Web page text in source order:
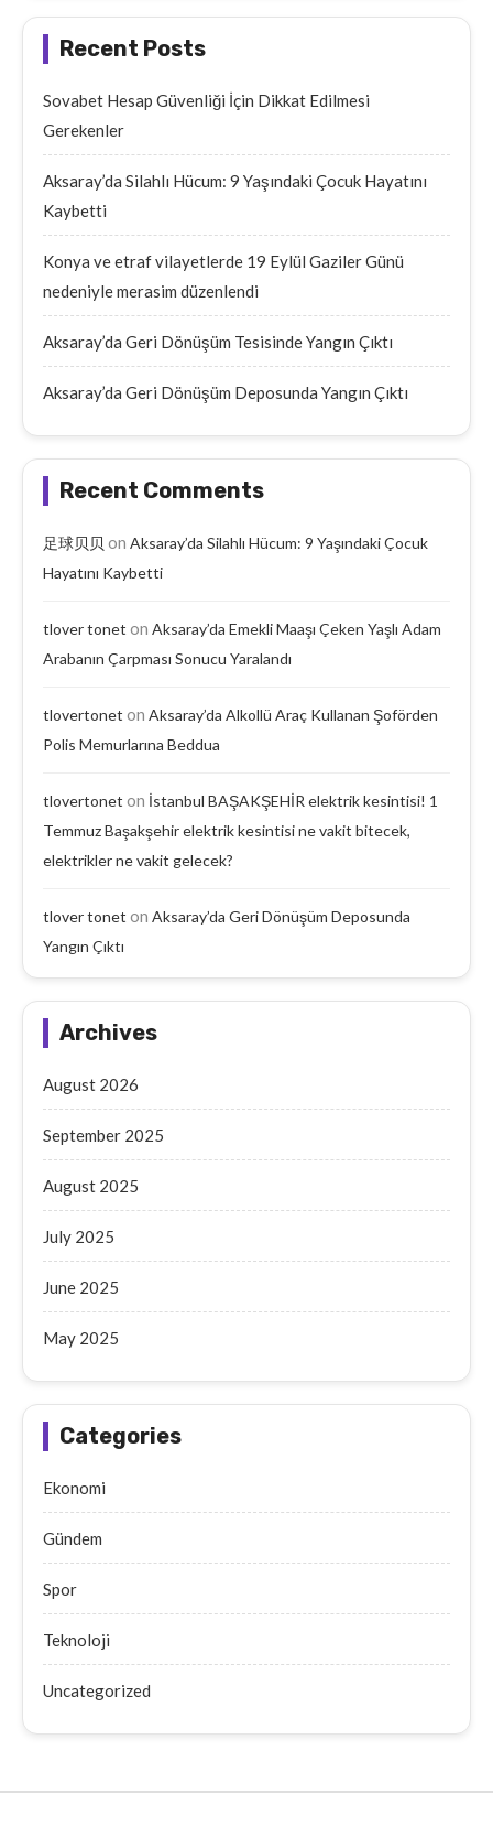
Recent Posts
Sovabet Hesap Güvenliği İçin Dikkat Edilmesi
Gerekenler
Aksaray’da Silahlı Hücum: 9 Yaşındaki Çocuk Hayatını
Kaybetti
Konya ve etraf vilayetlerde 19 Eylül Gaziler Günü
nedeniyle merasim düzenlendi
Aksaray’da Geri Dönüşüm Tesisinde Yangın Çıktı
Aksaray’da Geri Dönüşüm Deposunda Yangın Çıktı
Recent Comments
足球贝贝 on Aksaray’da Silahlı Hücum: 9 Yaşındaki Çocuk
Hayatını Kaybetti
tlover tonet on Aksaray’da Emekli Maaşı Çeken Yaşlı Adam
Arabanın Çarpması Sonucu Yaralandı
tlovertonet on Aksaray’da Alkollü Araç Kullanan Şoförden
Polis Memurlarına Beddua
tlovertonet on İstanbul BAŞAKŞEHİR elektrik kesintisi! 1
Temmuz Başakşehir elektrik kesintisi ne vakit bitecek,
elektrikler ne vakit gelecek?
tlover tonet on Aksaray’da Geri Dönüşüm Deposunda
Yangın Çıktı
Archives
August 2026
September 2025
August 2025
July 2025
June 2025
May 2025
Categories
Ekonomi
Gündem
Spor
Teknoloji
Uncategorized